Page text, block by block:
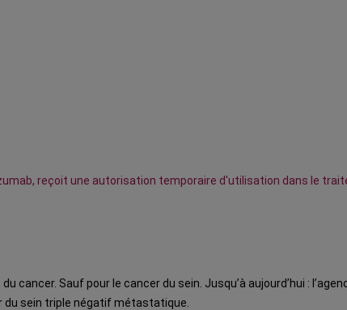
reçoit une autorisation temporaire d'utilisation dans le
cancer. Sauf pour le cancer du sein. Jusqu’à aujourd’hui :
du sein triple négatif métastatique.